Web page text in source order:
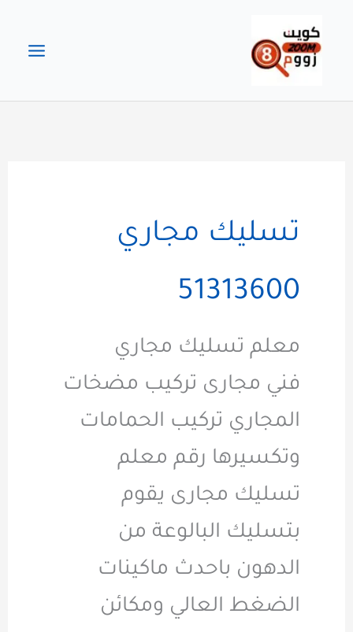
المحتوى
تسليك مجاري
51313600
معلم تسليك مجاري
فني مجارى تركيب مضخات
المجاري تركيب الحمامات
وتكسيرها رقم معلم
تسليك مجارى يقوم
بتسليك البالوعة من
الدهون باحدث ماكينات
الضغط العالي ومكائن